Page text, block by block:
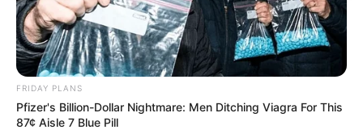
FRIDAY PLANS
Pfizer's Billion-Dollar Nightmare: Men Ditching Viagra For This
87¢ Aisle 7 Blue Pill